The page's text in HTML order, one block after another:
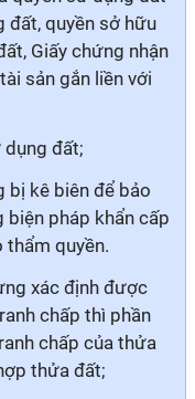
đất, quyền sở hữu
Giấy chứng nhận
sản gắn liền với
đất;
bị kê biên để bảo
biện pháp khẩn cấp
thẩm quyền.
xác định được
chấp thì phần
chấp của thửa
thửa đất;